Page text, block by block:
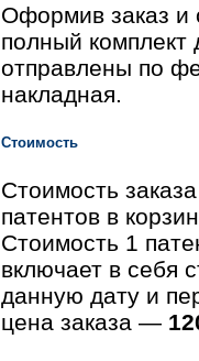
Оформив заказ и
полный комплект
отправлены по
накладная.
Стоимость
Стоимость
патентов в
Стоимость 1
включает в себя
данную дату и
цена заказа —